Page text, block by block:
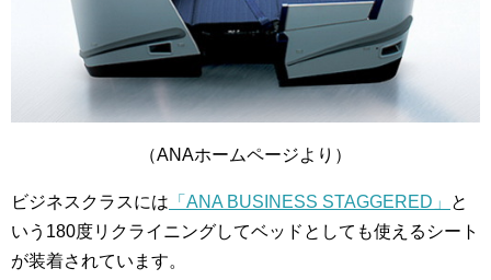
（ANAホームページより）
ビジネスクラスには 「ANA BUSINESS STAGGERED」
と
いう180度リクライニングしてベッドとしても使えるシート
が装着されています。